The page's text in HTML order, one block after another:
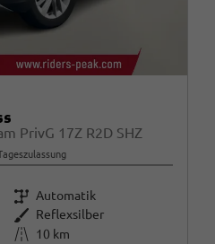
PrivG 17Z R2D SHZ
Getriebe Automatik
Außenfarbe Reflexsilber
Kilometerstand
10 km